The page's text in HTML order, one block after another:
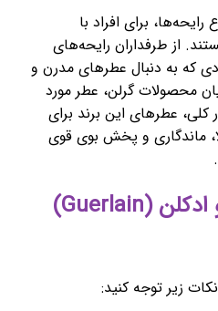
برای افراد با
از طرفداران رایحه‌های
که به دنبال عطرهای مدرن و
محصولات گرلن، عطر مورد
کلی، عطرهای این برند برای
ماندگاری و پخش بوی قوی
راهنمای خرید عطر و ادکلن (Guerlain)
زیر توجه کنید: